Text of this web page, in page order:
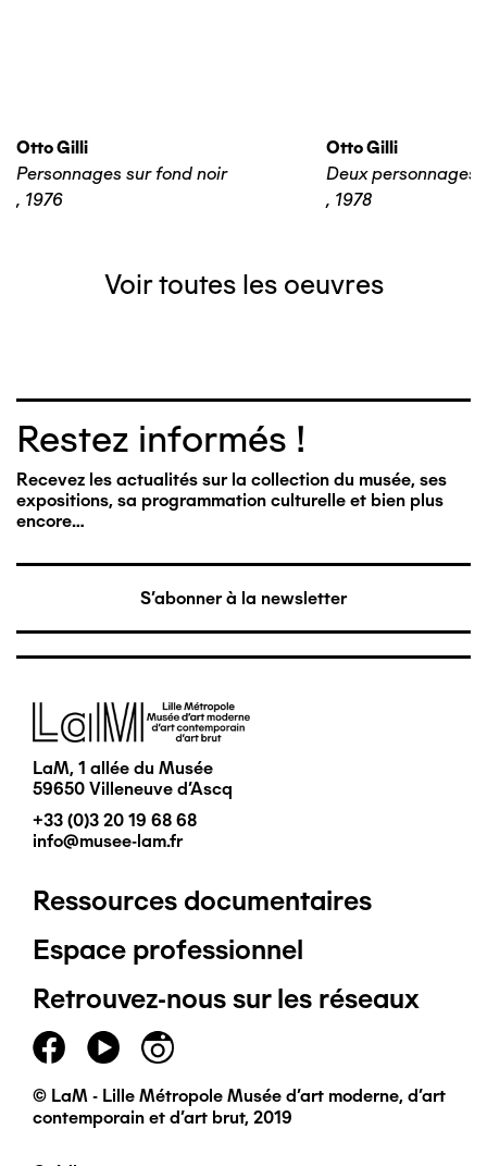
Otto Gilli
Personnages sur fond noir
, 1976
Otto Gilli
Deux personnages
, 1978
Voir toutes les oeuvres
Restez informés !
Recevez les actualités sur la collection du musée, ses
expositions, sa programmation culturelle et bien plus
encore…
S'abonner à la newsletter
Image
LaM, 1 allée du Musée
59650 Villeneuve d'Ascq
+33 (0)3 20 19 68 68
info@musee-lam.fr
Pied
de
page
principal
Ressources documentaires
Espace professionnel
Retrouvez-nous sur les réseaux
© LaM - Lille Métropole Musée d'art moderne, d'art
contemporain et d'art brut, 2019